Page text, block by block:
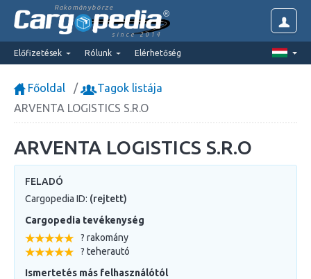
Rakománybörze
since 2014
Előfizetések Rólunk Elérhetőség
Főoldal
Tagok listája
ARVENTA LOGISTICS S.R.O
ARVENTA LOGISTICS S.R.O
FELADÓ
Cargopedia ID: (rejtett)
Cargopedia tevékenység
? rakomány
? teherautó
Ismertetés más felhasználótól